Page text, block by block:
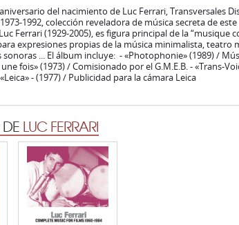
del nacimiento de Luc Ferrari, Transversales
1992, colección reveladora de música secreta de
Ferrari (1929-2005), es figura principal de la “musique
expresiones propias de la música minimalista, teatro
... El álbum incluye: - «Photophonie» (1989) /
fois» (1973) / Comisionado por el G.M.E.B. - «Trans-
- (1977) / Publicidad para la cámara Leica
LUC FERRARI